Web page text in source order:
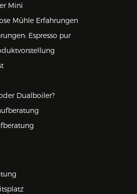
Mini
Mühle Erfahrungen
Espresso pur
Dualboiler?